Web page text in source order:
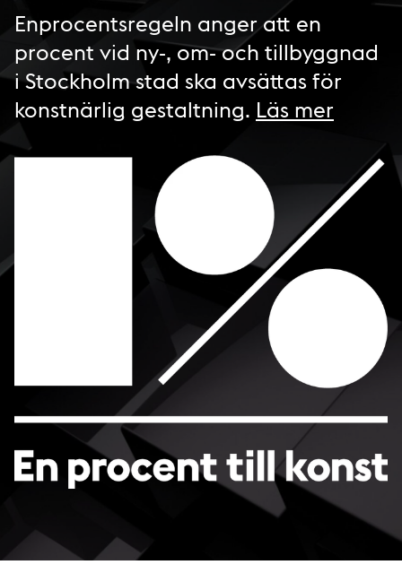
Enprocentsregeln anger att en
procent vid ny-, om- och tillbyggnad
i Stockholm stad ska avsättas för
konstnärlig gestaltning. Läs mer